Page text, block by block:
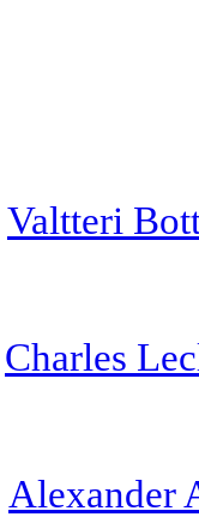
Valtteri
Charles
Alexander